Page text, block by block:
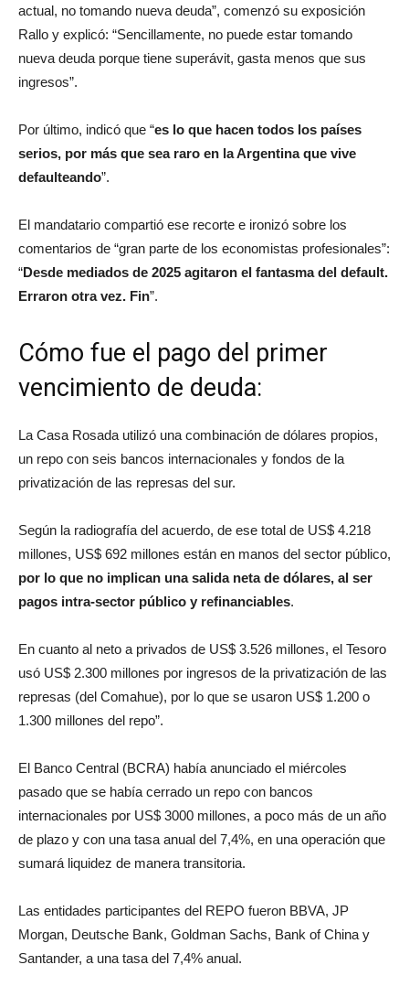
actual, no tomando nueva deuda”, comenzó su exposición
Rallo y explicó: “Sencillamente, no puede estar tomando
nueva deuda porque tiene superávit, gasta menos que sus
ingresos”.
Por último, indicó que “es lo que hacen todos los países
serios, por más que sea raro en la Argentina que vive
defaulteando”.
El mandatario compartió ese recorte e ironizó sobre los
comentarios de “gran parte de los economistas profesionales”:
“Desde mediados de 2025 agitaron el fantasma del default.
Erraron otra vez. Fin”.
Cómo fue el pago del primer
vencimiento de deuda:
La Casa Rosada utilizó una combinación de dólares propios,
un repo con seis bancos internacionales y fondos de la
privatización de las represas del sur.
Según la radiografía del acuerdo, de ese total de US$ 4.218
millones, US$ 692 millones están en manos del sector público,
por lo que no implican una salida neta de dólares, al ser
pagos intra-sector público y refinanciables.
En cuanto al neto a privados de US$ 3.526 millones, el Tesoro
usó US$ 2.300 millones por ingresos de la privatización de las
represas (del Comahue), por lo que se usaron US$ 1.200 o
1.300 millones del repo”.
El Banco Central (BCRA) había anunciado el miércoles
pasado que se había cerrado un repo con bancos
internacionales por US$ 3000 millones, a poco más de un año
de plazo y con una tasa anual del 7,4%, en una operación que
sumará liquidez de manera transitoria.
Las entidades participantes del REPO fueron BBVA, JP
Morgan, Deutsche Bank, Goldman Sachs, Bank of China y
Santander, a una tasa del 7,4% anual.